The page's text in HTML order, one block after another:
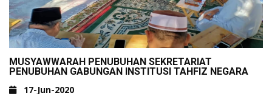
MUSYAWWARAH PENUBUHAN SEKRETARIAT
PENUBUHAN GABUNGAN INSTITUSI TAHFIZ NEGARA
17-Jun-2020